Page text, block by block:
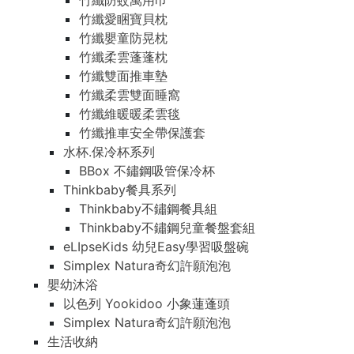
竹纖愛睏寶貝枕
竹纖嬰童防晃枕
竹纖柔雲蓬蓬枕
竹纖雙面推車墊
竹纖柔雲雙面睡窩
竹纖維暖暖柔雲毯
竹纖推車安全帶保護套
水杯.保冷杯系列
BBox 不鏽鋼吸管保冷杯
Thinkbaby餐具系列
Thinkbaby不鏽鋼餐具組
Thinkbaby不鏽鋼兒童餐盤套組
eLIpseKids 幼兒Easy學習吸盤碗
Simplex Natura奇幻許願泡泡
嬰幼沐浴
以色列 Yookidoo 小象蓮蓬頭
Simplex Natura奇幻許願泡泡
生活收納